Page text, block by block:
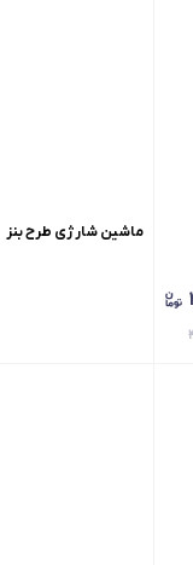
ماشین شارژی طرح بنز